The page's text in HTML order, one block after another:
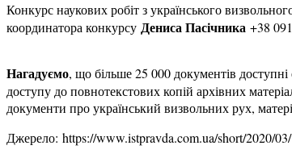
Конкурс наукових робіт з українського
координатора конкурсу Дениса Пасічника +38
Нагадуємо, що більше 25 000 документів
доступу до повнотекстових копій архівних
документи про український визвольних рух,
Джерело: https://www.istpravda.com.ua/short/2020/